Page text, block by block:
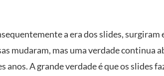
a era dos slides, surgiram
mudaram, mas uma verdade continua
anos. A grande verdade é que os slides